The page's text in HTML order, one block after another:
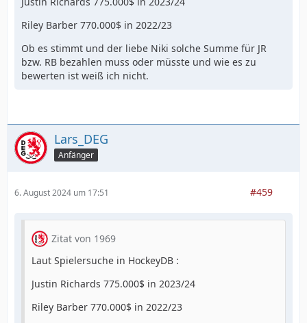
Riley Barber 770.000$ in 2022/23
Ob es stimmt und der liebe Niki solche Summe für JR
bzw. RB bezahlen muss oder müsste und wie es zu
bewerten ist weiß ich nicht.
Lars_DEG
Anfänger
6. August 2024 um 17:51 #459
Zitat von 1969
Laut Spielersuche in HockeyDB :
Justin Richards 775.000$ in 2023/24
Riley Barber 770.000$ in 2022/23